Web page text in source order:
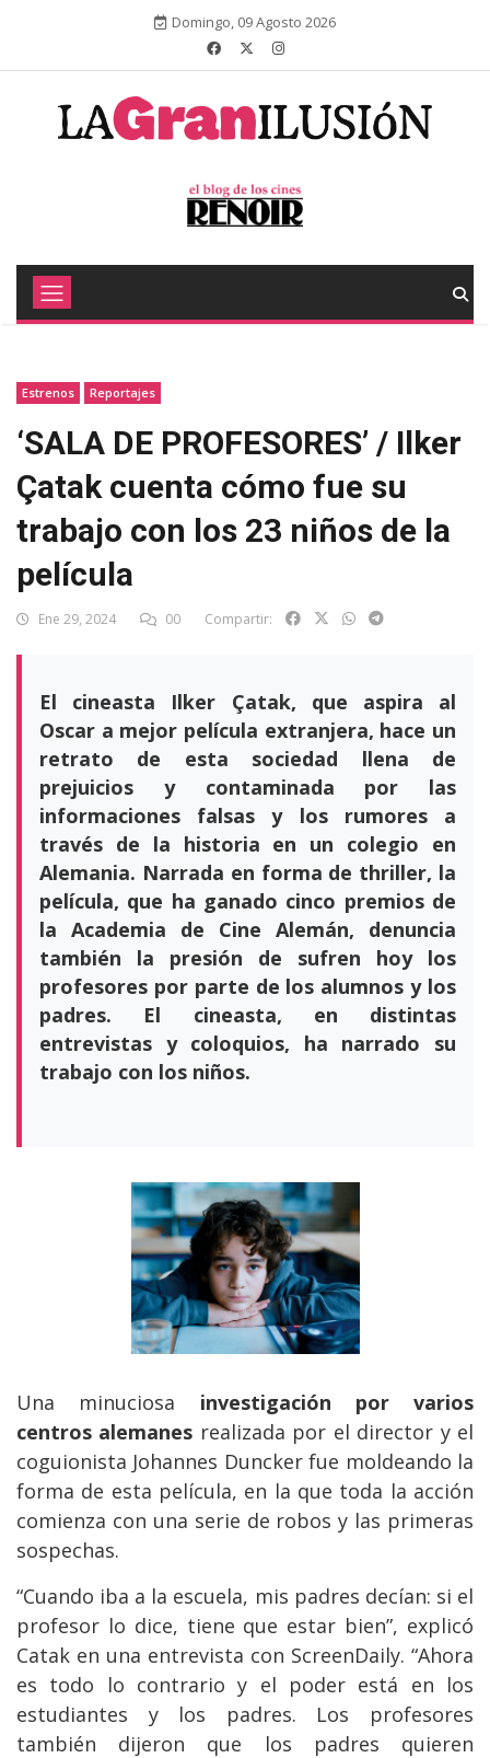
Domingo, 09 Agosto 2026
Estrenos Reportajes
‘SALA DE PROFESORES’ / Ilker
Çatak cuenta cómo fue su
trabajo con los 23 niños de la
película
Ene 29, 2024 00 Compartir:
El cineasta Ilker Çatak, que aspira al
Oscar a mejor película extranjera, hace un
retrato de esta sociedad llena de
prejuicios y contaminada por las
informaciones falsas y los rumores a
través de la historia en un colegio en
Alemania. Narrada en forma de thriller, la
película, que ha ganado cinco premios de
la Academia de Cine Alemán, denuncia
también la presión de sufren hoy los
profesores por parte de los alumnos y los
padres. El cineasta, en distintas
entrevistas y coloquios, ha narrado su
trabajo con los niños.
Una minuciosa investigación por varios
centros alemanes realizada por el director y el
coguionista Johannes Duncker fue moldeando la
forma de esta película, en la que toda la acción
comienza con una serie de robos y las primeras
sospechas.
“Cuando iba a la escuela, mis padres decían: si el
profesor lo dice, tiene que estar bien”, explicó
Catak en una entrevista con ScreenDaily. “Ahora
es todo lo contrario y el poder está en los
estudiantes y los padres. Los profesores
también dijeron que los padres quieren